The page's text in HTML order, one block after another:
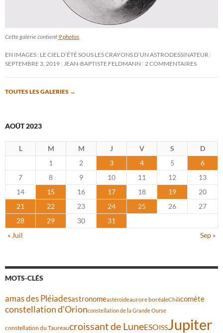
Cette galerie contient 9 photos.
EN IMAGES : LE CIEL D’ÉTÉ SOUS LES CRAYONS D’UN ASTRODESSINATEUR
SEPTEMBRE 3, 2019 JEAN-BAPTISTE FELDMANN 2 COMMENTAIRES
TOUTES LES GALERIES →
AOÛT 2023
L M M J V S
D
1
2 3 4 5
6
7
8 9 10 11 12
13
14
15 16 17 18 19
20
21
22 23 24 25 26
27
28
29 30
31
« Juil
Sep »
MOTS-CLÉS
amas des Pléiadesastronomeastéroïdeaurore boréaleChilicomète
constellation d'Orionconstellation de la Grande Ourse
constellation du Taureaucroissant de LuneESOISSJupiter